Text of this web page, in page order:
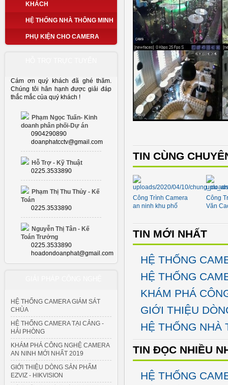
KHÁCH
HỆ THỐNG NHÀ THÔNG MINH
PHỤ KIỆN CHO CAMERA
Cám ơn quý khách đã ghé thăm.
Chúng tôi hân hạnh được giải đáp
thắc mắc của quý khách !
Phạm Ngọc Tuấn- Kinh
doanh phân phối-Dự án
0904290890
doanphatcctv@gmail.com
Hỗ Trợ - Kỹ Thuật
0225.3533890
Phạm Thị Thu Thủy - Kế
Toán
0225.3533890
Nguyễn Thị Tân - Kế
Toán Trưởng
0225.3533890
hoadondoanphat@gmail.com
HỆ THỐNG CAMERA GIÁM SÁT
CHÙA
HỆ THỐNG CAMERA TẠI CẢNG -
HẢI PHÒNG
KHÁM PHÁ CÔNG NGHỆ CAMERA
AN NINH MỚI NHẤT 2019
GIỚI THIỆU DÒNG SẢN PHẨM
EZVIZ - HIKVISION
TIN CÙNG
Công Trình Camera
an ninh khu phố
Công
Văn
TIN MỚI NHẤT
HỆ THỐNG
HỆ THỐNG
KHÁM PHÁ
GIỚI THIỆU
HỆ THỐNG NHÀ
TIN ĐỌC NHIỀU
HỆ THỐNG